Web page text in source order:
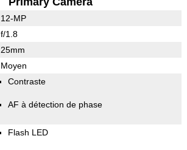
12-MP
f/1.8
25mm
Moyen
Contraste
AF à détection de phase
Flash LED